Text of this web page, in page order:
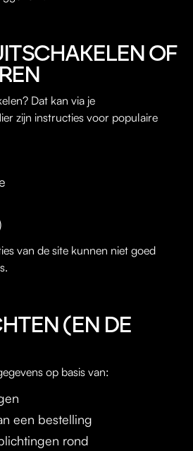
OF
Dat kan via je
zijn instructies voor populaire
van de site kunnen niet goed
(EN DE
op basis van:
een bestelling
rond